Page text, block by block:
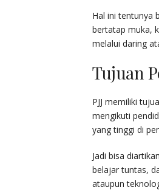
Hal ini tentunya
bertatap muka,
melalui daring
Tujuan
PJJ memiliki
mengikuti
yang tinggi di
Jadi bisa
belajar tuntas,
ataupun